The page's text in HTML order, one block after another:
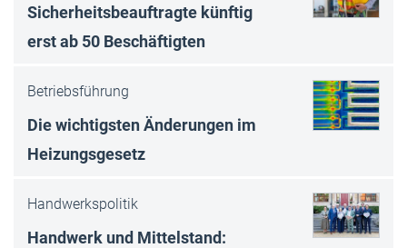
Sicherheitsbeauftragte künftig
erst ab 50 Beschäftigten
Betriebsführung
Die wichtigsten Änderungen im
Heizungsgesetz
Handwerkspolitik
Handwerk und Mittelstand: